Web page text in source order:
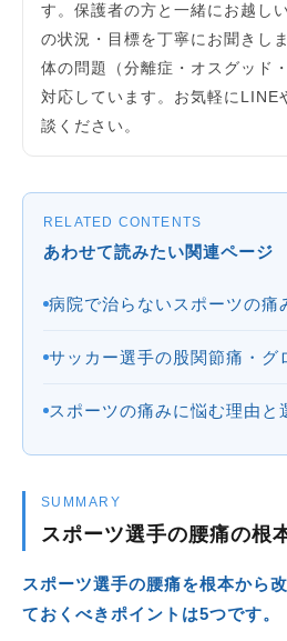
す。保護者の方と一緒にお越し
の状況・目標を丁寧にお聞きし
体の問題（分離症・オスグッド
対応しています。お気軽にLINE
談ください。
RELATED CONTENTS
あわせて読みたい関連ページ
病院で治らないスポーツの痛
サッカー選手の股関節痛・グ
スポーツの痛みに悩む理由と
SUMMARY
スポーツ選手の腰痛の根
スポーツ選手の腰痛を根本から
ておくべきポイントは5つです。